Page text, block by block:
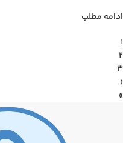
ادامه مطلب
1
2
3
›
»